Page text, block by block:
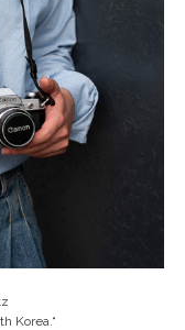
Korea.“